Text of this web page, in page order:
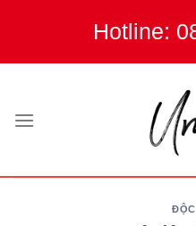
Hotline: